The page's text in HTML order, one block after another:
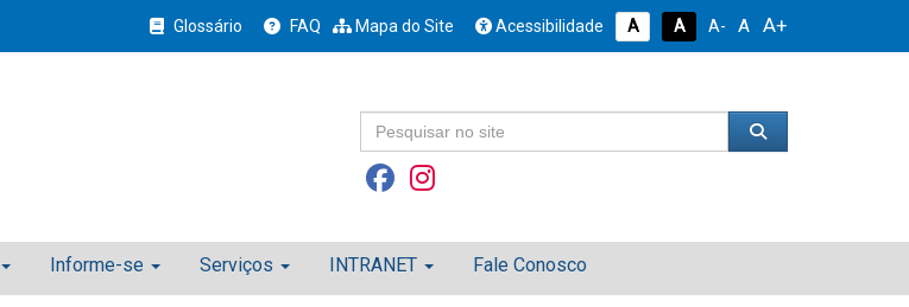
Glossário FAQ Mapa do Site Acessibilidade A A A- A A+
Informe-se Serviços INTRANET Fale Conosco